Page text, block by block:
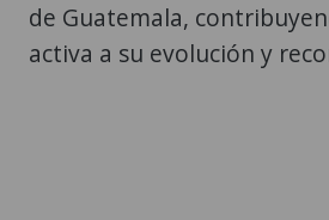
de Guatemala,
activa a su evolución y